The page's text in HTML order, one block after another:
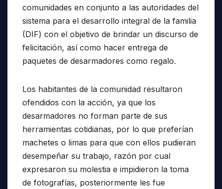
comunidades en conjunto a las autoridades del
sistema para el desarrollo integral de la familia
(DIF) con el objetivo de brindar un discurso de
felicitación, así como hacer entrega de
paquetes de desarmadores como regalo.
Los habitantes de la comunidad resultaron
ofendidos con la acción, ya que los
desarmadores no forman parte de sus
herramientas cotidianas, por lo que preferían
machetes o limas para que con ellos pudieran
desempeñar su trabajo, razón por cual
expresaron su molestia e impidieron la toma
de fotografías, posteriormente les fue